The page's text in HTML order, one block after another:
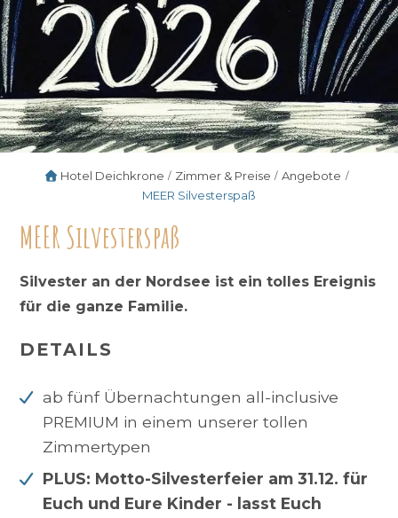
Hotel Deichkrone Zimmer & Preise
Angebote
MEER Silvesterspaß
MEER Silvesterspaß
Silvester an der Nordsee ist ein tolles Ereignis
für die ganze Familie.
DETAILS
ab fünf Übernachtungen all-inclusive
PREMIUM in einem unserer tollen
Zimmertypen
PLUS: Motto-Silvesterfeier am 31.12. für
Euch und Eure Kinder - lasst Euch